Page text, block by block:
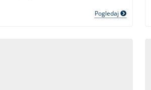
Pogledaj